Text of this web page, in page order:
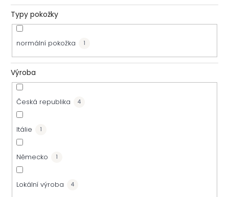
Typy pokožky
normální pokožka 1
Výroba
Česká republika 4
Itálie 1
Německo 1
Lokální výroba 4